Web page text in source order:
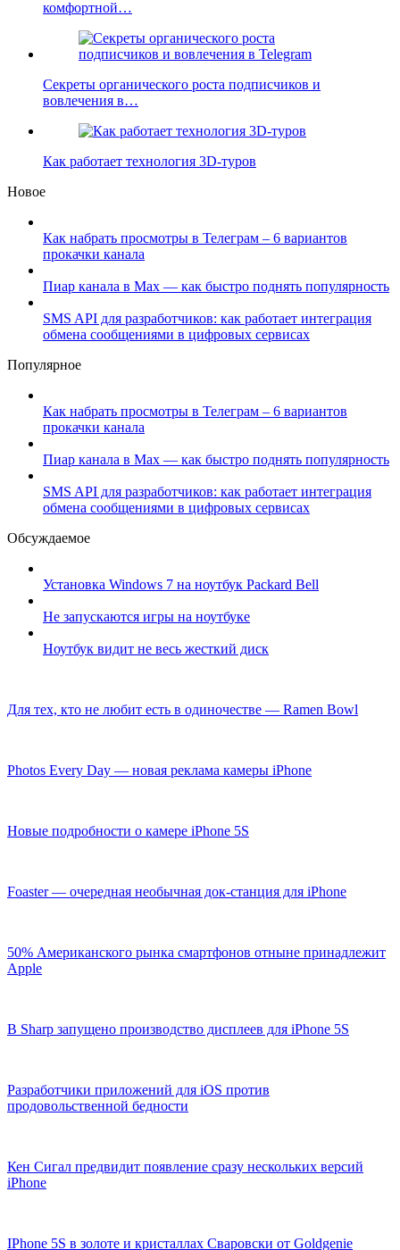
комфортной…
Секреты органического роста подписчиков и
вовлечения в…
Как работает технология 3D-туров
Новое
Как набрать просмотры в Телеграм – 6 вариантов
прокачки канала
Пиар канала в Max — как быстро поднять популярность
SMS API для разработчиков: как работает интеграция
обмена сообщениями в цифровых сервисах
Популярное
Как набрать просмотры в Телеграм – 6 вариантов
прокачки канала
Пиар канала в Max — как быстро поднять популярность
SMS API для разработчиков: как работает интеграция
обмена сообщениями в цифровых сервисах
Обсуждаемое
Установка Windows 7 на ноутбук Packard Bell
Не запускаются игры на ноутбуке
Ноутбук видит не весь жесткий диск
Для тех, кто не любит есть в одиночестве — Ramen Bowl
Photos Every Day — новая реклама камеры iPhone
Новые подробности о камере iPhone 5S
Foaster — очередная необычная док-станция для iPhone
50% Американского рынка смартфонов отныне принадлежит
Apple
В Sharp запущено производство дисплеев для iPhone 5S
Разработчики приложений для iOS против
продовольственной бедности
Кен Сигал предвидит появление сразу нескольких версий
iPhone
IPhone 5S в золоте и кристаллах Сваровски от Goldgenie